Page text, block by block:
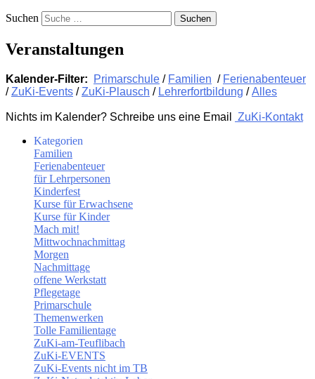
Suchen
Veranstaltungen
Kalender-Filter: Primarschule / Familien / Ferienabenteuer
/ZuKi-Events /ZuKi-Plausch / Lehrerfortbildung /Alles
Nichts im Kalender? Schreibe uns eine Email
ZuKi-Kontakt
Kategorien
Familien
Ferienabenteuer
für Lehrpersonen
Kinderfest
Kurse für Erwachsene
Kurse für Kinder
Mach mit!
Mittwochnachmittag
Morgen
Nachmittage
offene Werkstatt
Pflegetage
Primarschule
Themenwerken
Tolle Familientage
ZuKi-am-Teuflibach
ZuKi-EVENTS
ZuKi-Events nicht im TB